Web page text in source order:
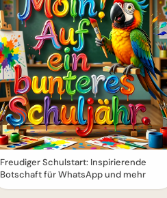
Freudiger Schulstart: Inspirierende
Botschaft für WhatsApp und mehr